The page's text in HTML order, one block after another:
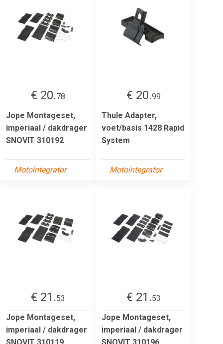
€ 20.78
Jope Montageset,
imperiaal / dakdrager
SNOVIT 310192
Motointegrator
€ 20.99
Thule Adapter,
voet/basis 1428 Rapid
System
Motointegrator
€ 21.53
Jope Montageset,
imperiaal / dakdrager
€ 21.53
Jope Montageset,
imperiaal / dakdrager